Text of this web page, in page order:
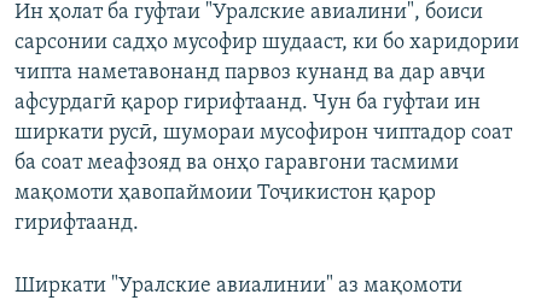
Ин ҳолат ба гуфтаи "Уралские авиалини", боиси
сарсонии садҳо мусофир шудааст, ки бо харидории
чипта наметавонанд парвоз кунанд ва дар авҷи
афсурдагӣ қарор гирифтаанд. Чун ба гуфтаи ин
ширкати русӣ, шумораи мусофирон чиптадор соат
ба соат меафзояд ва онҳо гаравгони тасмими
мақомоти ҳавопаймоии Тоҷикистон қарор
гирифтаанд.
Ширкати "Уралские авиалинии" аз мақомоти